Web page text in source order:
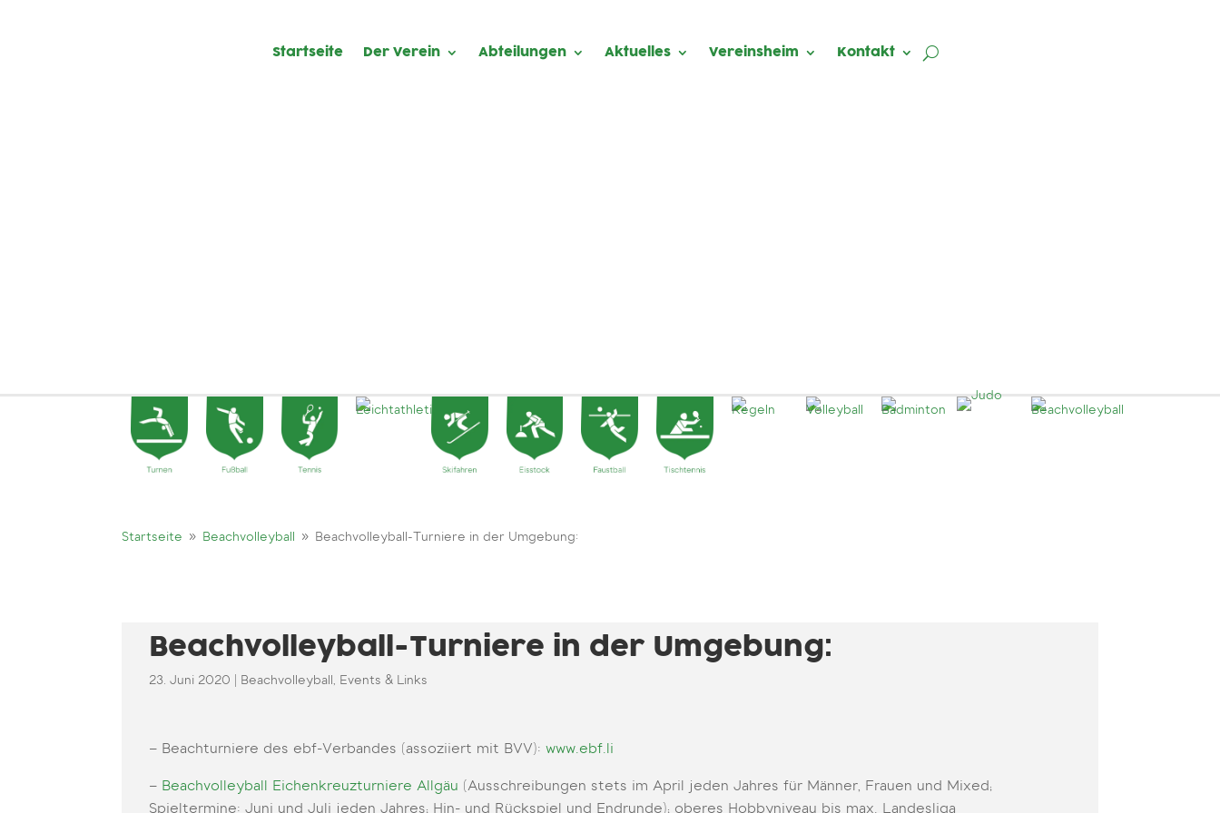
Startseite Der Verein Abteilungen Aktuelles Vereinsheim Kontakt
Startseite 9 Beachvolleyball 9 Beachvolleyball-Turniere in der Umgebung:
Beachvolleyball-Turniere in der Umgebung:
23. Juni 2020 Beachvolleyball, Events & Links
– Beachturniere des ebf-Verbandes (assoziiert mit BVV):www.ebf.li
– Beachvolleyball Eichenkreuzturniere Allgäu (Ausschreibungen stets im April jeden Jahres für Männer, Frauen und Mixed;
Spieltermine: Juni und Juli jeden Jahres; Hin- und Rückspiel und Endrunde); oberes Hobbyniveau bis max. Landesliga